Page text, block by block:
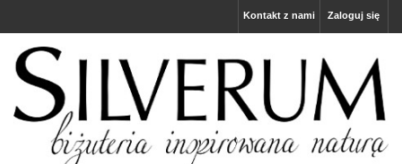
Zaloguj się
Kontakt z nami